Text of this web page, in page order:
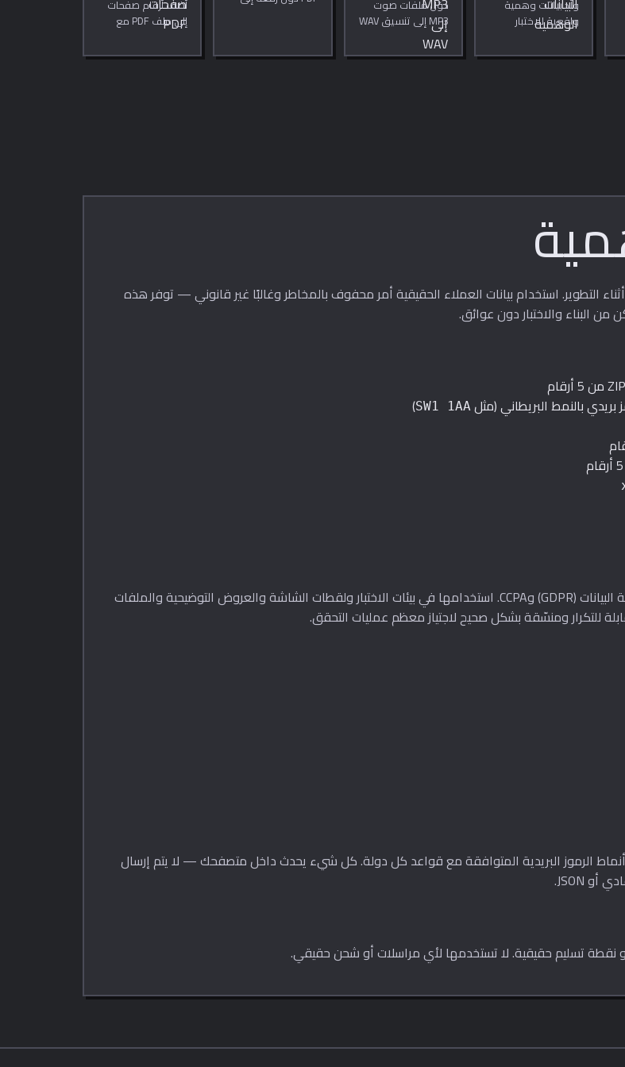
ولّد بيانات وهمية
واقعية للاختبار
والتطوير مثل
الاشخاص والشركات
حوّل ملفات صوت
MP3 إلى تنسيق WAV
غير مضغوط بعمق
16 بت مباشرةً في
أضف أرقام صفحات
إلى ملف PDF مع
الموضع والتنسيق
التطوير. استخدام بيانات العملاء الحقيقية أمر محفوف بالمخاطر وغالبًا غير قانوني — توفر هذه
البناء والاختبار دون عوائق.
بالنمط البريطاني (مثل SW1 1AA
)
البيانات الشخصية الحقيقية محمية بقوانين مثل اللائحة العامة لحماية البيانات (GDPR) وCCPA. استخدامها في بيئات الاختبار ولقطات الشاشة والعروض التوضيحية والملفات
للتكرار ومنسّقة بشكل صحيح لاجتياز معظم عمليات التحقق.
الرموز البريدية المتوافقة مع قواعد كل دولة. كل شيء يحدث داخل متصفحك — لا يتم إرسال
تسليم حقيقية. لا تستخدمها لأي مراسلات أو شحن حقيقي.